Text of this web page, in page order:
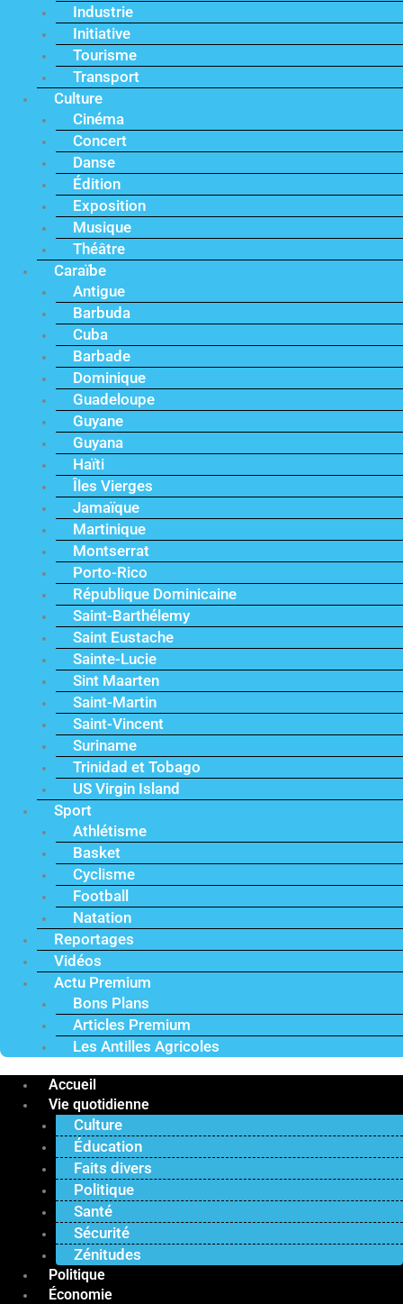
Industrie
Initiative
Tourisme
Transport
Culture
Cinéma
Concert
Danse
Édition
Exposition
Musique
Théâtre
Caraïbe
Antigue
Barbuda
Cuba
Barbade
Dominique
Guadeloupe
Guyane
Guyana
Haïti
Îles Vierges
Jamaïque
Martinique
Montserrat
Porto-Rico
République Dominicaine
Saint-Barthélemy
Saint Eustache
Sainte-Lucie
Sint Maarten
Saint-Martin
Saint-Vincent
Suriname
Trinidad et Tobago
US Virgin Island
Sport
Athlétisme
Basket
Cyclisme
Football
Natation
Reportages
Vidéos
Actu Premium
Bons Plans
Articles Premium
Les Antilles Agricoles
Accueil
Vie quotidienne
Culture
Éducation
Faits divers
Politique
Santé
Sécurité
Zénitudes
Politique
Économie